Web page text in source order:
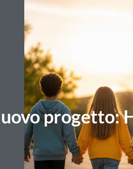
progetto: